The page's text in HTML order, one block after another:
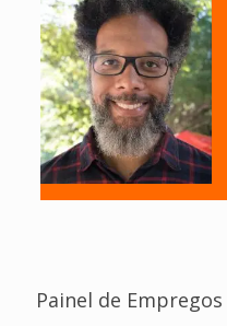
Painel de Empregos